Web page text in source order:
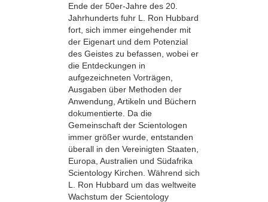
Ende der 50er-Jahre des 20.
Jahrhunderts fuhr L. Ron Hubbard
fort, sich immer eingehender mit
der Eigenart und dem Potenzial
des Geistes zu befassen, wobei er
die Entdeckungen in
aufgezeichneten Vorträgen,
Ausgaben über Methoden der
Anwendung, Artikeln und Büchern
dokumentierte. Da die
Gemeinschaft der Scientologen
immer größer wurde, entstanden
überall in den Vereinigten Staaten,
Europa, Australien und Südafrika
Scientology Kirchen. Während sich
L. Ron Hubbard um das weltweite
Wachstum der Scientology